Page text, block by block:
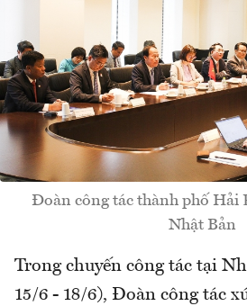
Đoàn công tác thành phố Hải
Nhật Bản
Trong chuyến công tác tại
15/6 - 18/6), Đoàn công tác